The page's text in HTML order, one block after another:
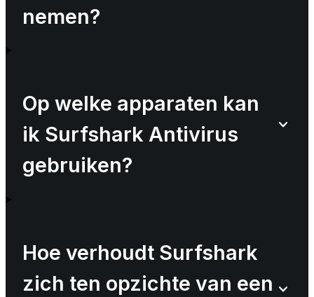
nemen?
Op welke apparaten kan
ik Surfshark Antivirus
gebruiken?
Hoe verhoudt Surfshark
zich ten opzichte van een